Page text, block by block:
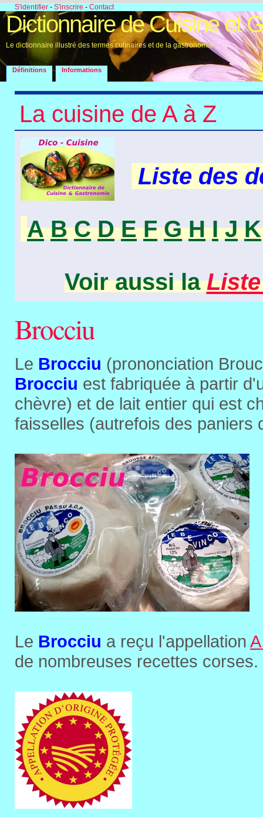
S'identifier - S'inscrire - Contact
Dictionnaire de Cuisine et
Le dictionnaire illustré des termes culinaires et de la gastronomie
Définitions Informations
La cuisine de A à Z
Liste des
A B C D E F G H I J K
Voir aussi la
Brocciu
Le Brocciu (prononciation
Brocciu est fabriquée à partir
chèvre) et de lait entier qui est
faisselles (autrefois des paniers
Le Brocciu a reçu l'appellation
de nombreuses recettes corses.